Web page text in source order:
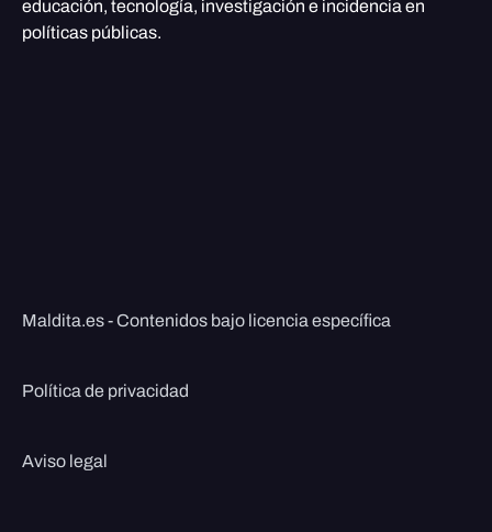
educación, tecnología, investigación e incidencia en
políticas públicas.
Maldita.es - Contenidos bajo licencia específica
Política de privacidad
Aviso legal